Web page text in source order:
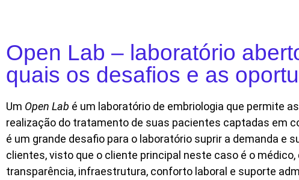
Open Lab – laboratório
quais os desafios e as
Um Open Lab é um laboratório de embriologia que permite
realização do tratamento de suas pacientes captadas em
é um grande desafio para o laboratório suprir a demanda e
clientes, visto que o cliente principal neste caso é o
transparência, infraestrutura, conforto laboral e suporte